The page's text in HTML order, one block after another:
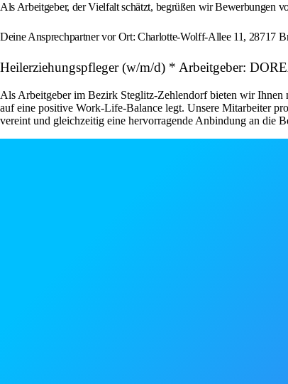
Als Arbeitgeber, der Vielfalt schätzt, begrüßen wir Bewerbungen
Deine Ansprechpartner vor Ort: Charlotte-Wolff-Allee 11,
Heilerziehungspfleger (w/m/d) * Arbeitgeber:
Als Arbeitgeber im Bezirk Steglitz-Zehlendorf bieten wir Ihnen
auf eine positive Work-Life-Balance legt. Unsere Mitarbeiter
vereint und gleichzeitig eine hervorragende Anbindung an die